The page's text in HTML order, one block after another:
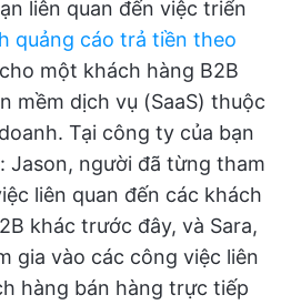
liên quan đến việc triển
quảng cáo trả tiền theo
cho một khách hàng B2B
mềm dịch vụ (SaaS) thuộc
Tại công ty của bạn
Jason, người đã từng tham
liên quan đến các khách
khác trước đây, và Sara,
gia vào các công việc liên
hàng bán hàng trực tiếp